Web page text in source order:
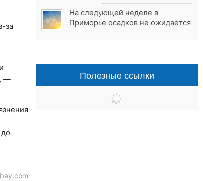
за
—
На следующей неделе в
Приморье осадков не ожидается
Полезные ссылки